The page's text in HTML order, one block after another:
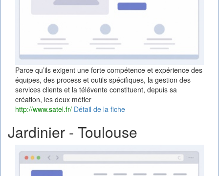
Parce qu’ils exigent une forte compétence et expérience des
équipes, des process et outils spécifiques, la gestion des
services clients et la télévente constituent, depuis sa
création, les deux métier
http://www.satel.fr/ Détail de la fiche
Jardinier - Toulouse